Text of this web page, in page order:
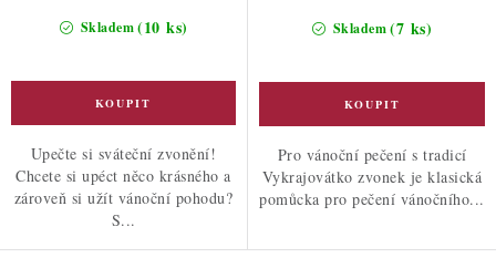
Skladem(10 ks)
Upečte si sváteční zvonění!
Chcete si upéct něco krásného a
zároveň si užít vánoční pohodu?
S...
Skladem(7 ks)
Pro vánoční pečení s tradicí
Vykrajovátko zvonek je klasická
pomůcka pro pečení vánočního...